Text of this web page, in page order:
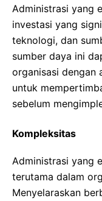
Administrasi yang
investasi yang
teknologi, dan
sumber daya ini
organisasi dengan
untuk
sebelum
Kompleksitas
Administrasi yang
terutama dalam
Menyelaraskan